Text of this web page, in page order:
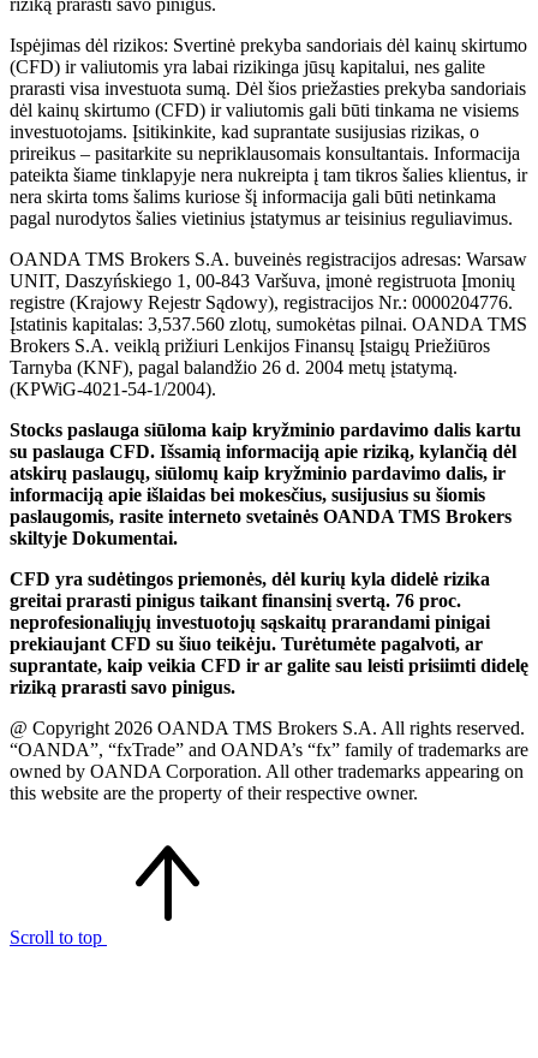
Ispėjimas dėl rizikos: Svertinė prekyba sandoriais dėl kainų skirtumo
(CFD) ir valiutomis yra labai rizikinga jūsų kapitalui, nes galite
prarasti visa investuota sumą. Dėl šios priežasties prekyba sandoriais
dėl kainų skirtumo (CFD) ir valiutomis gali būti tinkama ne visiems
investuotojams. Įsitikinkite, kad suprantate susijusias rizikas, o
prireikus – pasitarkite su nepriklausomais konsultantais. Informacija
pateikta šiame tinklapyje nera nukreipta į tam tikros šalies klientus, ir
nera skirta toms šalims kuriose šį informacija gali būti netinkama
pagal nurodytos šalies vietinius įstatymus ar teisinius reguliavimus.
OANDA TMS Brokers S.A. buveinės registracijos adresas: Warsaw
UNIT, Daszyńskiego 1, 00-843 Varšuva, įmonė registruota Įmonių
registre (Krajowy Rejestr Sądowy), registracijos Nr.: 0000204776.
Įstatinis kapitalas: 3,537.560 zlotų, sumokėtas pilnai. OANDA TMS
Brokers S.A. veiklą prižiuri Lenkijos Finansų Įstaigų Priežiūros
Tarnyba (KNF), pagal balandžio 26 d. 2004 metų įstatymą.
(KPWiG-4021-54-1/2004).
Stocks paslauga siūloma kaip kryžminio pardavimo dalis kartu
su paslauga CFD. Išsamią informaciją apie riziką, kylančią dėl
atskirų paslaugų, siūlomų kaip kryžminio pardavimo dalis, ir
informaciją apie išlaidas bei mokesčius, susijusius su šiomis
paslaugomis, rasite interneto svetainės OANDA TMS Brokers
skiltyje Dokumentai.
CFD yra sudėtingos priemonės, dėl kurių kyla didelė rizika
greitai prarasti pinigus taikant finansinį svertą. 76 proc.
neprofesionaliųjų investuotojų sąskaitų prarandami pinigai
prekiaujant CFD su šiuo teikėju. Turėtumėte pagalvoti, ar
suprantate, kaip veikia CFD ir ar galite sau leisti prisiimti didelę
riziką prarasti savo pinigus.
@ Copyright 2026 OANDA TMS Brokers S.A. All rights reserved.
“OANDA”, “fxTrade” and OANDA’s “fx” family of trademarks are
owned by OANDA Corporation. All other trademarks appearing on
this website are the property of their respective owner.
Scroll to top